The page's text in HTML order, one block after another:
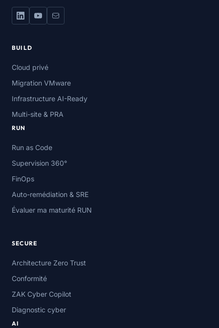
BUILD
Cloud privé
Migration VMware
Infrastructure AI-Ready
Multi-site & PRA
RUN
Run as Code
Supervision 360°
FinOps
Auto-remédiation & SRE
Évaluer ma maturité RUN
SECURE
Architecture Zero Trust
Conformité
ZAK Cyber Copilot
Diagnostic cyber
AI